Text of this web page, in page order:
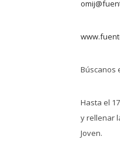
Búscanos
Hasta el
y rellenar
Joven.